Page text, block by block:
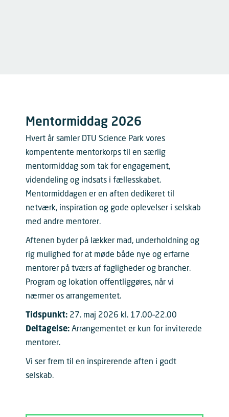
Mentormiddag 2026
Hvert år samler DTU Science Park vores
kompentente mentorkorps til en særlig
mentormiddag som tak for engagement,
videndeling og indsats i fællesskabet.
Mentormiddagen er en aften dedikeret til
netværk, inspiration og gode oplevelser i selskab
med andre mentorer.
Aftenen byder på lækker mad, underholdning og
rig mulighed for at møde både nye og erfarne
mentorer på tværs af fagligheder og brancher.
Program og lokation offentliggøres, når vi
nærmer os arrangementet.
Tidspunkt: 27. maj 2026 kl. 17.00–22.00
Deltagelse: Arrangementet er kun for inviterede
mentorer.
Vi ser frem til en inspirerende aften i godt
selskab.